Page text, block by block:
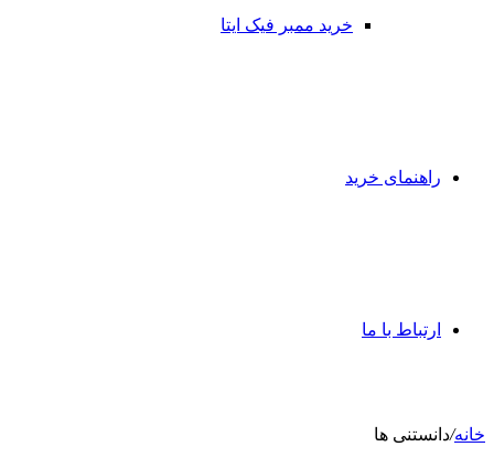
خرید ممبر فیک ایتا
راهنمای خرید
ارتباط با ما
خانه/دانستنی ها